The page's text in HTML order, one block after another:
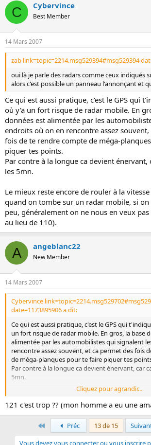
C Cybervince
Best Member
14 Mars 2007
zab link=topic=2214.msg529394#msg529394
oui là je parle des radars comme ceux indiqués
alors c'est possible un panneau l'annonçant et
Ce qui est aussi pratique, c'est le GPS qui
où y'a un fort risque de radar mobile. En
données est alimentée par les
endroits où on en rencontre assez
fois de te rendre compte de méga-
piquer tes points.
Par contre à la longue ca devient énervant,
les 5mn.
Le mieux reste encore de rouler à la
quand on tombe sur un radar mobile, si on
peu, généralement on ne nous en veux
au lieu de 110).
A angeblanc22
New Member
14 Mars 2007
Cybervince
date=1173895906 a dit:
Ce qui est aussi pratique, c'est le GPS qui
un fort risque de radar mobile. En gros, la base
alimentée par les automobilistes qui signalent
rencontre assez souvent, et ca permet des fois
de méga-planques pour te faire piquer tes
Par contre à la longue ca devient énervant, car
5mn.
Le mieux reste encore de rouler à la vitesse
tombe sur un radar mobile, si on dépasse un
généralement on ne nous en veux pas trop
Cliquez pour agrandir...
121 c'est trop ?? (mon homme a eu une
PremierPréc 13 de 15
Vous devez vous connecter ou vous inscrire